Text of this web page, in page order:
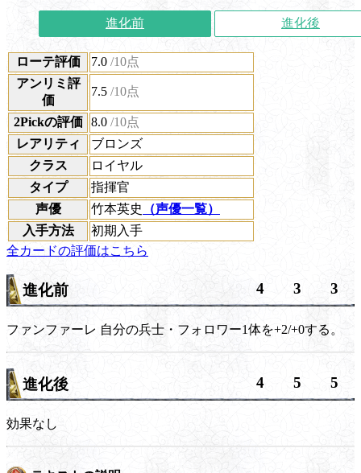
進化前 進化後
ローテ評価 7.0 /10点
アンリミ評
価
7.5 /10点
2Pickの評価 8.0 /10点
レアリティ
ブロンズ
クラス
ロイヤル
タイプ
指揮官
声優
竹本英史
（声優一覧）
入手方法
初期入手
全カードの評価はこちら
進化前 4 3 3
ファンファーレ 自分の兵士・フォロワー1体を+2/+0する。
進化後 4 5 5
効果なし